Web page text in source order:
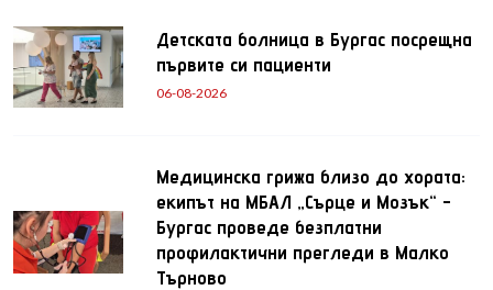
Детската болница в Бургас посрещна
първите си пациенти
06-08-2026
Медицинска грижа близо до хората:
екипът на МБАЛ „Сърце и Мозък“ -
Бургас проведе безплатни
профилактични прегледи в Малко
Търново